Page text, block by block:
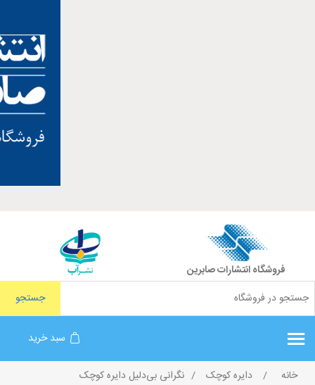
فروشگاه انتشارات صابرین
جستجو
سبد خرید
خانه / دایره کوچک / نگرانی بی‌دلیل دایره کوچک